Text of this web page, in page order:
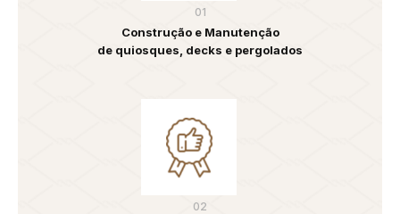
01
Construção e Manutenção
de quiosques, decks e pergolados
02